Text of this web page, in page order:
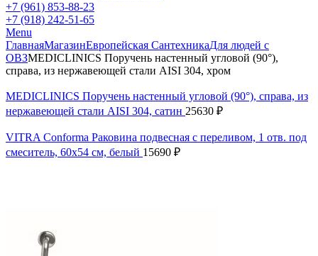
+7 (961) 853-88-23
+7 (918) 242-51-65
Menu
ГлавнаяМагазинЕвропейская СантехникаДля людей с
ОВЗMEDICLINICS Поручень настенный угловой (90°),
справа, из нержавеющей стали AISI 304, хром
MEDICLINICS Поручень настенный угловой (90°), справа, из
нержавеющей стали AISI 304, сатин 25630 ₽
VITRA Conforma Раковина подвесная с переливом, 1 отв. под
смеситель, 60х54 см, белый 15690 ₽